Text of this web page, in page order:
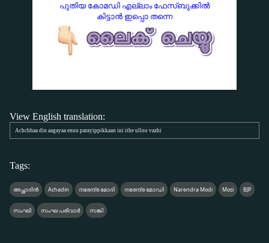
പുതിയ കോമഡി എല്ലാം ഫേസ്ബുക്കില്‍
കിട്ടാന്‍ ഇപ്പൊ തന്നെ
View English translation:
Achchhaa din aagayaa ennu parayippikkaan ini ithe ulloo vazhi
Tags:
അച്ഛാദിൻ Achadin നരേന്ദ്ര മോദി നരേന്ദ്ര മോഡി Narendra Modi Mosi BJP
സംഘി സംഘ പരിവാര്‍ സങ്കി